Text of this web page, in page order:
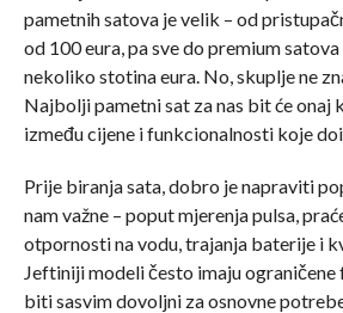
pametnih satova je velik – od
od 100 eura, pa sve do premium
nekoliko stotina eura. No, skuplje ne
Najbolji pametni sat za nas bit će onaj
između cijene i funkcionalnosti koje
Prije biranja sata, dobro je napraviti
nam važne – poput mjerenja pulsa,
otpornosti na vodu, trajanja baterije i
Jeftiniji modeli često imaju ograničene
biti sasvim dovoljni za osnovne